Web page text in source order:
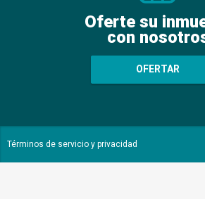
Oferte su
con
OFERTAR
Términos de servicio y privacidad